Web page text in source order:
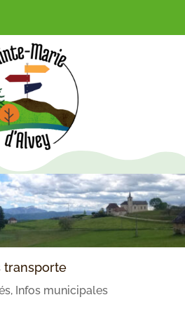
transporte
, Infos municipales